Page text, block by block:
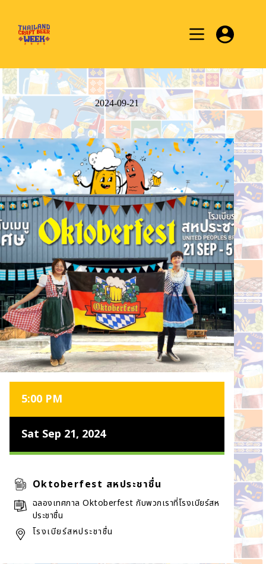
content
2024-09-21
5:00 PM
Sat Sep 21, 2024
Oktoberfest สหประชาชื่น
ฉลองเทศกาล Oktoberfest กับพวกเราที่โรงเบียร์สห
ประชาชื่น
โรงเบียร์สหประชาชื่น